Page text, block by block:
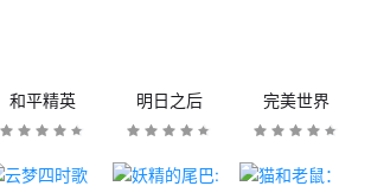
和平精英 明日之后 完美世界